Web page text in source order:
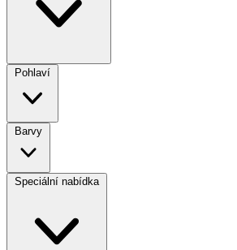
Pohlaví
Barvy
Speciální nabídka